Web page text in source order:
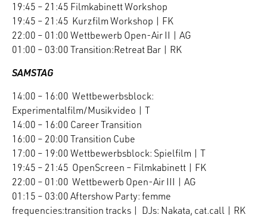
19:45 – 21:45 Filmkabinett Workshop
19:45 – 21:45 Kurzfilm Workshop | FK
22:00 – 01:00 Wettbewerb Open-Air II | AG
01:00 – 03:00 Transition:Retreat Bar | RK
SAMSTAG
14:00 – 16:00 Wettbewerbsblock:
Experimentalfilm/Musikvideo | T
14:00 – 16:00 Career Transition
16:00 – 20:00 Transition Cube
17:00 – 19:00 Wettbewerbsblock: Spielfilm | T
19:45 – 21:45 OpenScreen – Filmkabinett | FK
22:00 – 01:00 Wettbewerb Open-Air III | AG
01:15 – 03:00 Aftershow Party: femme
frequencies:transition tracks | DJs: Nakata, cat.call | RK